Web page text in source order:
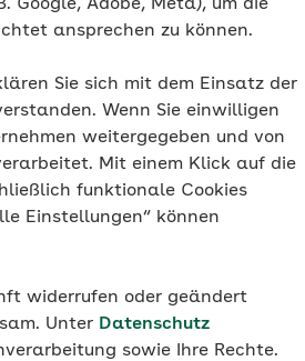
Google, Adobe, Meta), um die
ansprechen zu können.
Sie sich mit dem Einsatz der
Wenn Sie einwilligen
weitergegeben und von
Mit einem Klick auf die
funktionale Cookies
Einstellungen“ können
widerrufen oder geändert
Unter Datenschutz
sowie Ihre Rechte.
230-232,